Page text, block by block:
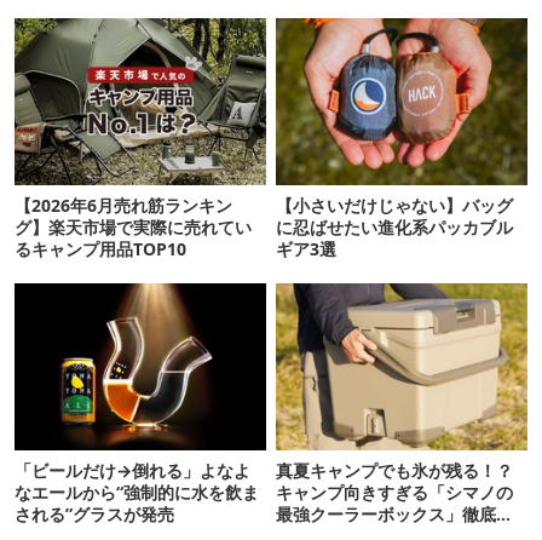
【2026年6月売れ筋ランキン
グ】楽天市場で実際に売れてい
るキャンプ用品TOP10
【小さいだけじゃない】バッグ
に忍ばせたい進化系パッカブル
ギア3選
「ビールだけ→倒れる」よなよ
なエールから“強制的に水を飲ま
される”グラスが発売
真夏キャンプでも氷が残る！？
キャンプ向きすぎる「シマノの
最強クーラーボックス」徹底解